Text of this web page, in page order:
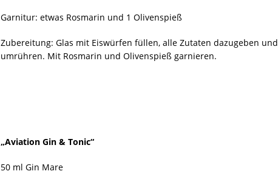
Garnitur: etwas Rosmarin und 1 Olivenspieß
Zubereitung: Glas mit Eiswürfen füllen, alle Zutaten dazugeben und
umrühren. Mit Rosmarin und Olivenspieß garnieren.
„Aviation Gin & Tonic“
50 ml Gin Mare